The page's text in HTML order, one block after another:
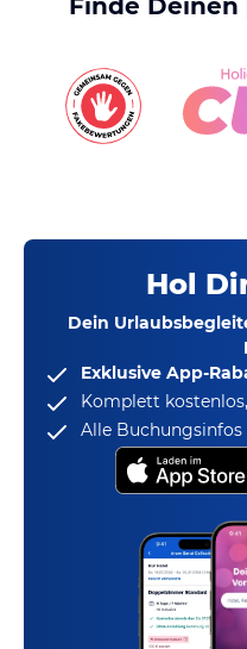
Finde
Hol
Dein
Exklusive App-
Komplett kostenlos,
Alle